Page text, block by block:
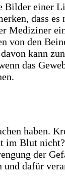
Bilder einer
dass
den
kann
das
haben.
Blut
der
und dafür